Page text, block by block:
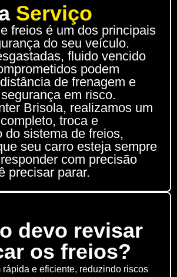
Serviço
freios é um dos principais
do seu veículo.
fluido vencido
podem
de frenagem e
em risco.
Brisola, realizamos um
troca e
do sistema de freios,
seu carro esteja sempre
com precisão
precisar parar.
devo revisar
os freios?
rápida e eficiente, reduzindo riscos